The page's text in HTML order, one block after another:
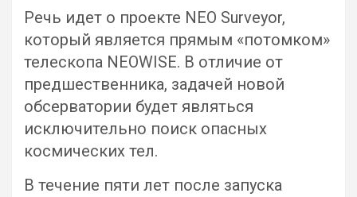
Речь идет о проекте NEO Surveyor,
который является прямым «потомком»
телескопа NEOWISE. В отличие от
предшественника, задачей новой
обсерватории будет являться
исключительно поиск опасных
космических тел.
В течение пяти лет после запуска